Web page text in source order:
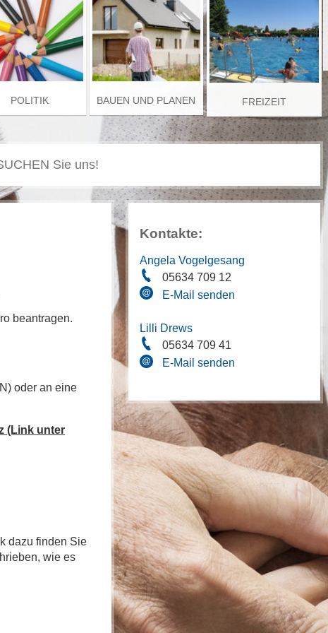
POLITIK BAUEN UND PLANEN FREIZEIT
beantragen.
oder an eine
(Link unter
dazu finden Sie
wie es
Kontakte:
Angela Vogelgesang
05634 709 12
E-Mail senden
Lilli Drews
05634 709 41
E-Mail senden